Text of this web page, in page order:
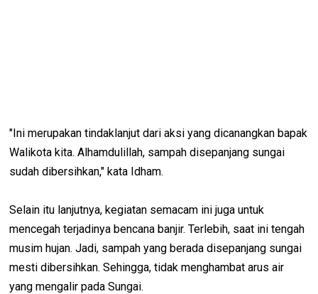
"Ini merupakan tindaklanjut dari aksi yang dicanangkan bapak
Walikota kita. Alhamdulillah, sampah disepanjang sungai
sudah dibersihkan," kata Idham.
Selain itu lanjutnya, kegiatan semacam ini juga untuk
mencegah terjadinya bencana banjir. Terlebih, saat ini tengah
musim hujan. Jadi, sampah yang berada disepanjang sungai
mesti dibersihkan. Sehingga, tidak menghambat arus air
yang mengalir pada Sungai.